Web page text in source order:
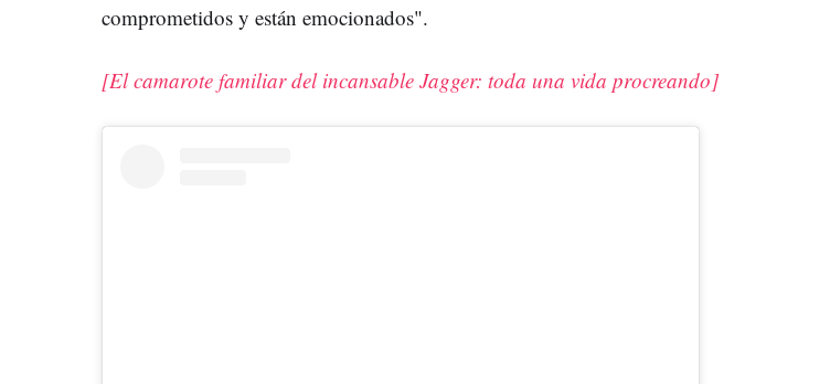
comprometidos y están emocionados".
[El camarote familiar del incansable Jagger: toda una vida procreando]